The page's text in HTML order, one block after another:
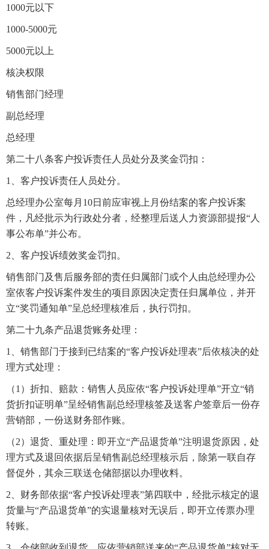
1000元以下
1000-5000元
5000元以上
核决权限
销售部门经理
副总经理
总经理
第二十八条客户投诉责任人员处分及奖金罚扣：
1、客户投诉责任人员处分。
总经理办公室每月10日前应审视上月份结案的客户投诉案
件，凡经批示为行政处分者，经整理后送人力资源部提报“人
事公布单”并公布。
2、客户投诉绩效奖金罚扣。
销售部门及售后服务部的责任归属部门或个人由总经理办公
室依客户投诉案件发生的项目原因决定责任归属单位，并开
立“奖罚通知单”呈总经理核准后，执行罚扣。
第二十九条产品退货账务处理：
1、销售部门于接到已结案的“客户投诉处理表”后依核决的处
理方式处理：
（1）折扣、赔款：销售人员应依“客户投诉处理单”开立“销
货折扣证明单”呈经销售副总经理核签及送客户签章后一份存
营销部，一份送财务部作账。
（2）退货、重处理：即开立“产品退货单”注明退货原因，处
理方式及退回依据后呈销售副总经理核示后，除第一联自存
督促外，其佘三联送仓储部据以办理收料。
2、财务部依据“客户投诉处理表”第四联中，经批示核定的退
货量与“产品退货单”的实退量核对无误后，即开立传票办理
转账。